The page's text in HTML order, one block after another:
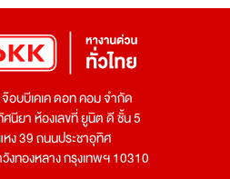
อบบีเคเค ดอท คอม จำกัด
นียา ห้องเลขที่ ยูนิต ดี ชั้น 5
ง 39 ถนนประชาอุทิศ
วังทองหลาง กรุงเทพฯ 10310